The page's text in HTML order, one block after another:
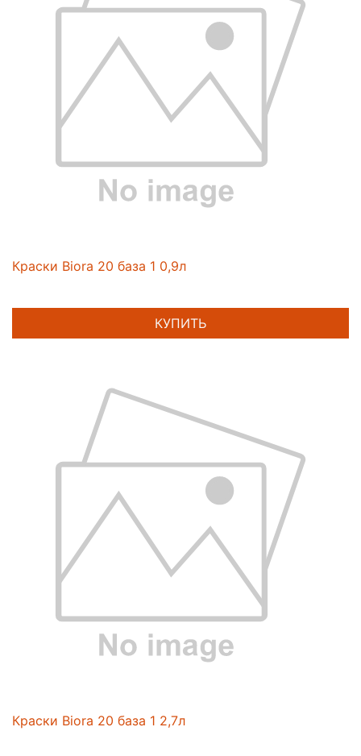
Краски Biora 20 база 1 0,9л
КУПИТЬ
Краски Biora 20 база 1 2,7л